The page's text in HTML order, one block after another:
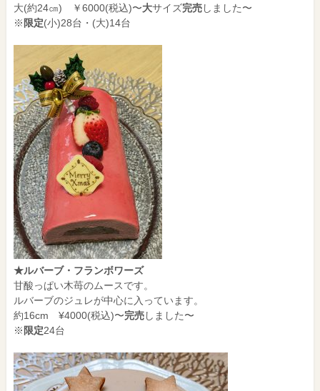
大(約24㎝) ￥6000(税込)〜大サイズ完売しました〜
※ 限定(小)28台・(大)14台
★ルバーブ・フランボワーズ
甘酸っぱい木苺のムースです。
ルバーブのジュレが中心に入っています。
約16cm ¥4000(税込)〜完売しました〜
※ 限定24台